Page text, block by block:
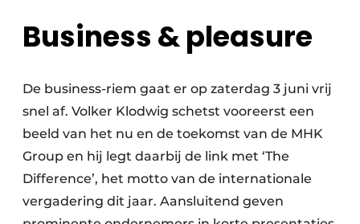
Business & pleasure
De business-riem gaat er op zaterdag 3 juni vrij
snel af. Volker Klodwig schetst vooreerst een
beeld van het nu en de toekomst van de MHK
Group en hij legt daarbij de link met ‘The
Difference’, het motto van de internationale
vergadering dit jaar. Aansluitend geven